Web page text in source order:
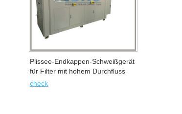
Teile
Plissee-Endkappen-Schweißgerät
für Filter mit hohem Durchfluss
check